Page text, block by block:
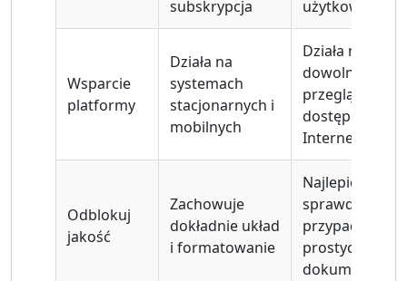
subskrypcja użytkowania
Wsparcie
platformy
Działa na
systemach
stacjonarnych i
mobilnych
Działa na
dowolnej
przeglądarce z
dostępem do
Internetu
Odblokuj
jakość
Zachowuje
dokładnie układ
i formatowanie
Najlepiej
sprawdza się w
przypadku
prostych
dokumentów